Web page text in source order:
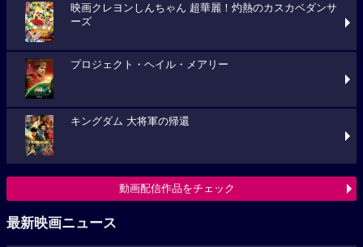
映画クレヨンしんちゃん 超華麗！灼熱のカスカベダンサ
ーズ
プロジェクト・ヘイル・メアリー
キングダム 大将軍の帰還
動画配信作品をチェック
最新映画ニュース